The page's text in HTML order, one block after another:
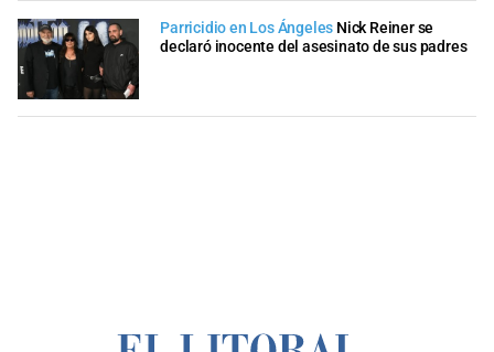
Parricidio en Los Ángeles Nick Reiner se
declaró inocente del asesinato de sus padres